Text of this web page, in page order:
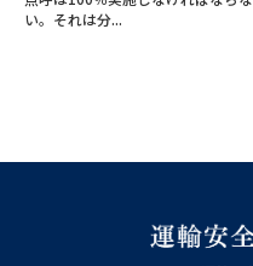
い。それは分...